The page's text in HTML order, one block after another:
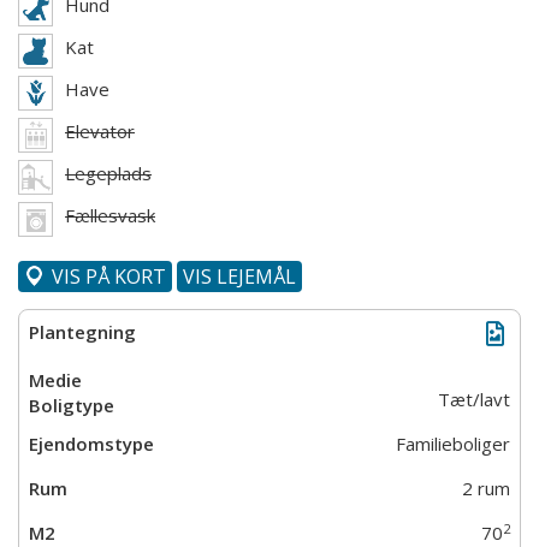
Hund
Kat
Have
Elevator
Legeplads
Fællesvask
VIS PÅ KORT VIS LEJEMÅL
Tæt/lavt
Familieboliger
2 rum
702